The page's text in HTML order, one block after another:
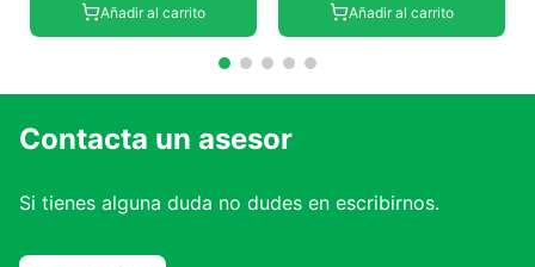
Añadir al carrito Añadir al carrito
Contacta un asesor
Si tienes alguna duda no dudes en escribirnos.